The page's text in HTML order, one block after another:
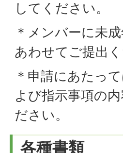
してください。
＊メンバーに未
あわせてご提出く
＊申請にあたっ
よび指示事項の
ださい。
各種書類